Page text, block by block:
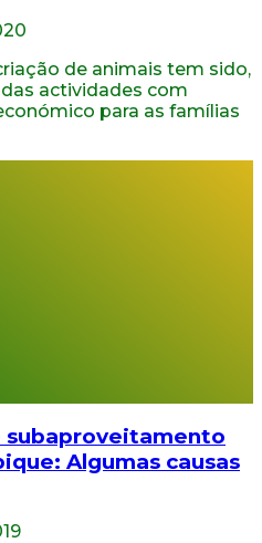
de animais tem sido,
actividades com
para as famílias
subaproveitamento
Algumas causas